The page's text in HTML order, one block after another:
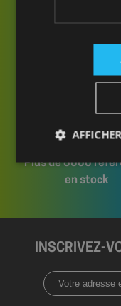
Des
formés et
Plus de 5000
en stock
INSCRIVEZ-
Les cookies
fonctionnalités
Le site Web ne
sans les